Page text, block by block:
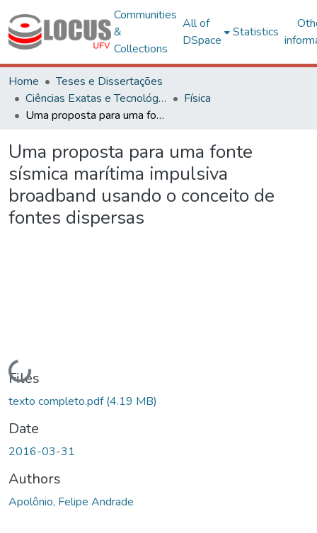
Communities
&
Collections
All of
DSpace
Statistics
Home
Teses e Dissertações
Ciências Exatas e Tecnológicas
Física
Uma proposta para uma fonte sísmica marítima impulsiva broadband usando o conceito de fontes dispersas
Uma proposta para uma fonte
sísmica marítima impulsiva
broadband usando o conceito de
fontes dispersas
Loading...
Files
texto completo.pdf(4.19 MB)
Date
2016-03-31
Authors
Apolônio, Felipe Andrade